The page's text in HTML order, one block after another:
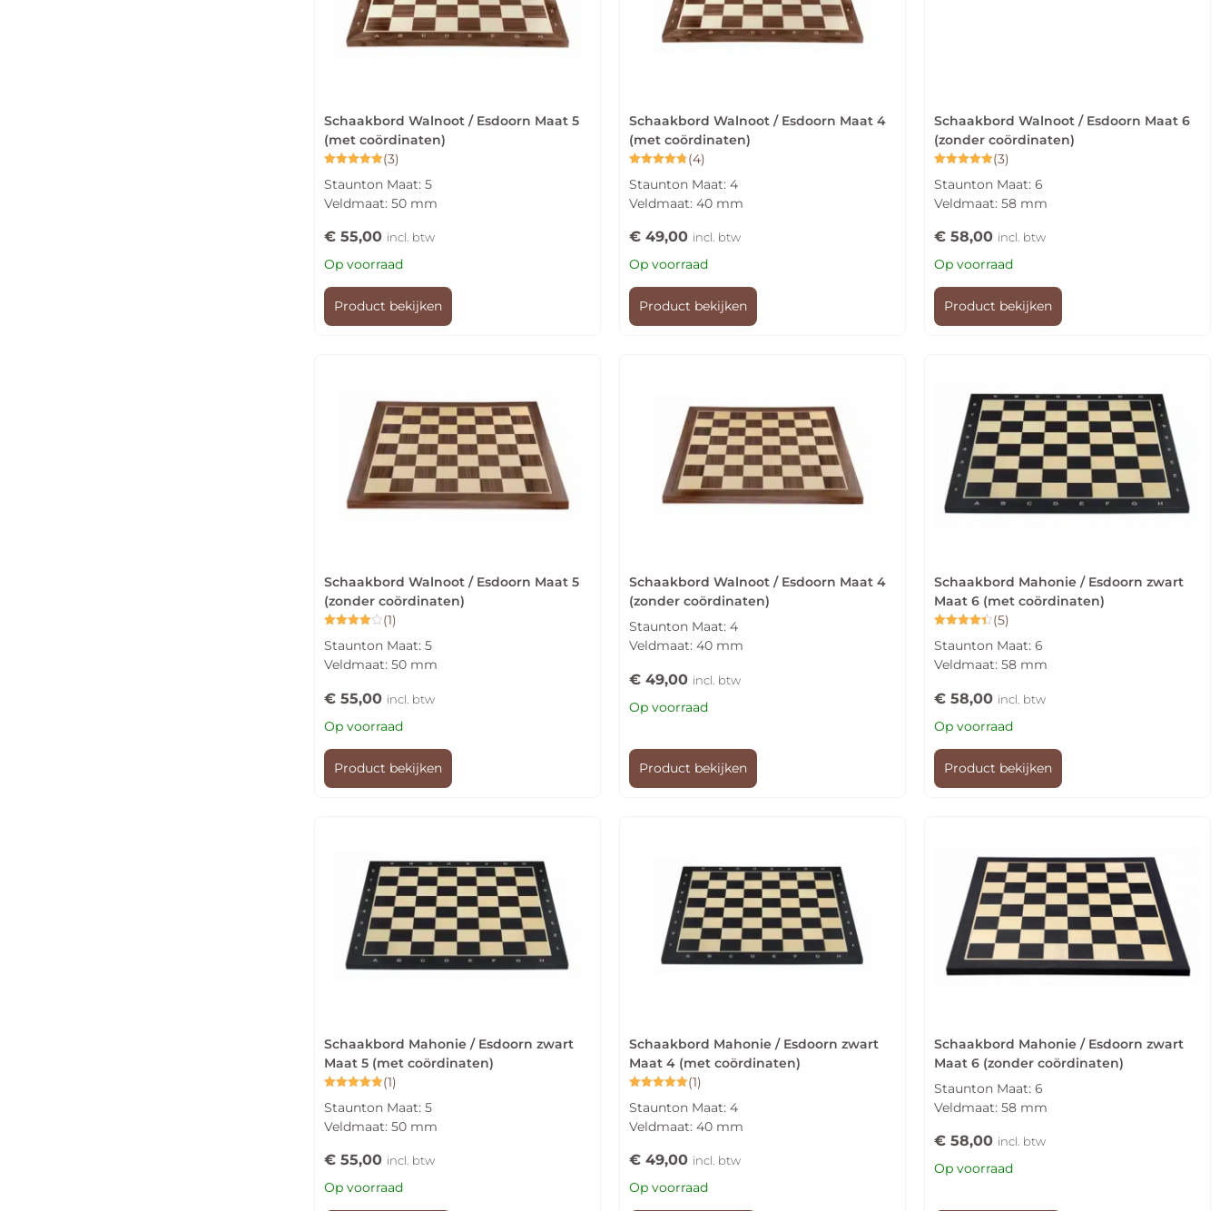
Schaakbord Walnoot / Esdoorn Maat 5
(met coördinaten)
5.00
uit 5
(3)
Staunton Maat: 5
Veldmaat: 50 mm
€ 55,00 incl. btw
Op voorraad
Product bekijken
Schaakbord Walnoot / Esdoorn Maat 4
(met coördinaten)
4.75
uit 5
(4)
Staunton Maat: 4
Veldmaat: 40 mm
€ 49,00 incl. btw
Op voorraad
Product bekijken
Schaakbord Walnoot / Esdoorn Maat 6
(zonder coördinaten)
5.00
uit 5
(3)
Staunton Maat: 6
Veldmaat: 58 mm
€ 58,00 incl. btw
Op voorraad
Product bekijken
Schaakbord Walnoot / Esdoorn Maat 5
(zonder coördinaten)
4.00
uit 5
(1)
Staunton Maat: 5
Veldmaat: 50 mm
€ 55,00 incl. btw
Op voorraad
Product bekijken
Schaakbord Walnoot / Esdoorn Maat 4
(zonder coördinaten)
Staunton Maat: 4
Veldmaat: 40 mm
€ 49,00 incl. btw
Op voorraad
Product bekijken
Schaakbord Mahonie / Esdoorn zwart
Maat 6 (met coördinaten)
4.40
uit 5
(5)
Staunton Maat: 6
Veldmaat: 58 mm
€ 58,00 incl. btw
Op voorraad
Product bekijken
Schaakbord Mahonie / Esdoorn zwart
Maat 5 (met coördinaten)
5.00
uit 5
(1)
Staunton Maat: 5
Veldmaat: 50 mm
€ 55,00 incl. btw
Op voorraad
Schaakbord Mahonie / Esdoorn zwart
Maat 4 (met coördinaten)
5.00
uit 5
(1)
Staunton Maat: 4
Veldmaat: 40 mm
€ 49,00 incl. btw
Op voorraad
Schaakbord Mahonie / Esdoorn zwart
Maat 6 (zonder coördinaten)
Staunton Maat: 6
Veldmaat: 58 mm
€ 58,00 incl. btw
Op voorraad